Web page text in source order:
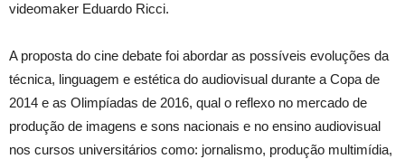
videomaker Eduardo Ricci.
A proposta do cine debate foi abordar as possíveis evoluções da
técnica, linguagem e estética do audiovisual durante a Copa de
2014 e as Olimpíadas de 2016, qual o reflexo no mercado de
produção de imagens e sons nacionais e no ensino audiovisual
nos cursos universitários como: jornalismo, produção multimídia,